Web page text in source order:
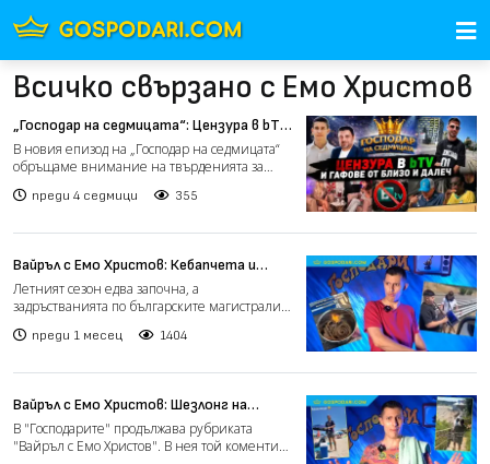
Всичко свързано с Емо Христов
„Господар на седмицата“: Цензура в bTV,
жега и гафове на килограм (видео)
В новия епизод на „Господар на седмицата“
обръщаме внимание на твърденията за
преди 4 седмици 355
Вайръл с Емо Христов: Кебапчета и
оркестър в големите задръствания към
морето (видео)
Летният сезон едва започна, а
задръстванията по българските магистрали
преди 1 месец 1404
Вайръл с Емо Христов: Шезлонг на
кредит и панаир на плажния абсурд
(видео)
В "Господарите" продължава рубриката
"Вайръл с Емо Христов". В нея той коментира